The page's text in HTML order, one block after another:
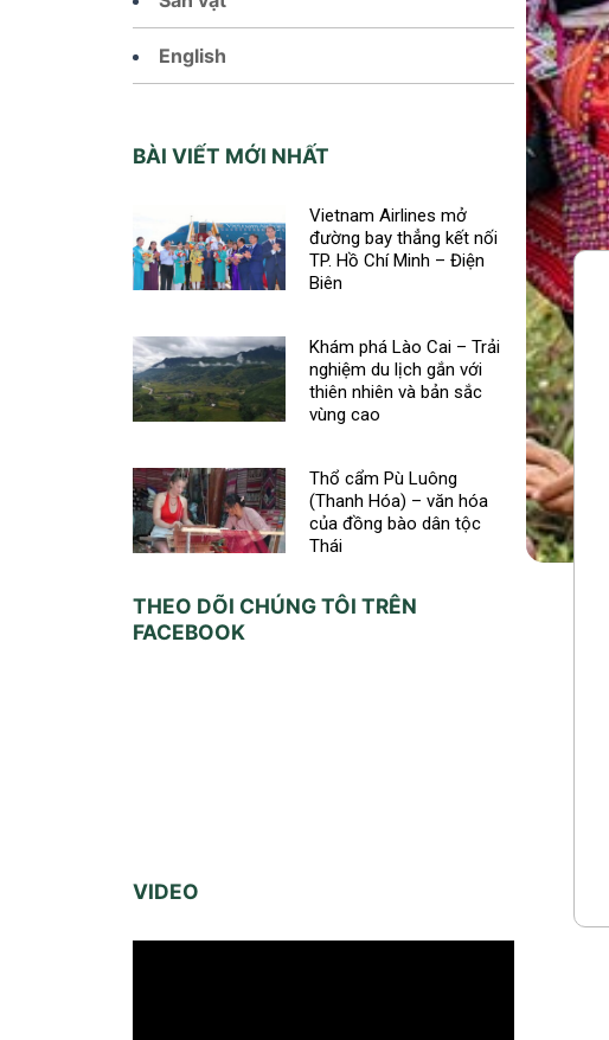
English
BÀI VIẾT MỚI NHẤT
Vietnam Airlines mở
đường bay thẳng kết nối
TP. Hồ Chí Minh – Điện
Biên
Khám phá Lào Cai – Trải
nghiệm du lịch gắn với
thiên nhiên và bản sắc
vùng cao
Thổ cẩm Pù Luông
(Thanh Hóa) – văn hóa
của đồng bào dân tộc
Thái
THEO DÕI CHÚNG TÔI TRÊN
FACEBOOK
VIDEO